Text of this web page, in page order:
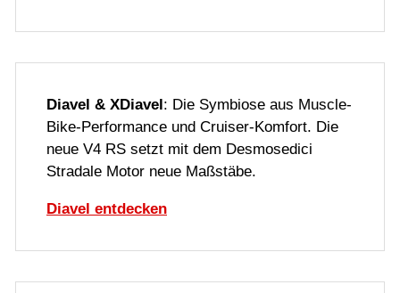
Diavel & XDiavel : Die Symbiose aus Muscle-
Bike-Performance und Cruiser-Komfort. Die
neue V4 RS setzt mit dem Desmosedici
Stradale Motor neue Maßstäbe.
Diavel entdecken